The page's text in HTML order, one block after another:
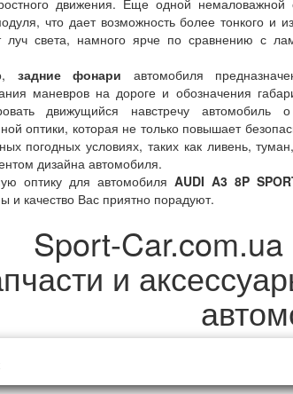
движения. Еще одной
что дает возможность более тонкого и
света, намного ярче по сравнению с
задние фонари автомобиля
маневров на дороге и обозначения
движущийся навстречу
оптики, которая не только повышает
погодных условиях, таких как ливень,
дизайна автомобиля.
оптику для автомобиля AUDI A3 8P
и качество Вас приятно порадуют.
Sport-
и